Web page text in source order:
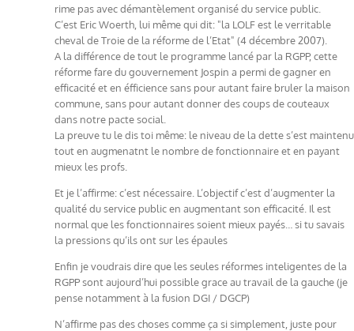
rime pas avec démantèlement organisé du service public.
C’est Eric Woerth, lui même qui dit: "la LOLF est le verritable
cheval de Troie de la réforme de l’Etat" (4 décembre 2007).
A la différence de tout le programme lancé par la RGPP, cette
réforme fare du gouvernement Jospin a permi de gagner en
efficacité et en éfficience sans pour autant faire bruler la maison
commune, sans pour autant donner des coups de couteaux
dans notre pacte social.
La preuve tu le dis toi même: le niveau de la dette s’est maintenu
tout en augmenatnt le nombre de fonctionnaire et en payant
mieux les profs.
Et je l’affirme: c’est nécessaire. L’objectif c’est d’augmenter la
qualité du service public en augmentant son efficacité. Il est
normal que les fonctionnaires soient mieux payés… si tu savais
la pressions qu’ils ont sur les épaules
Enfin je voudrais dire que les seules réformes inteligentes de la
RGPP sont aujourd’hui possible grace au travail de la gauche (je
pense notamment à la fusion DGI / DGCP)
N’affirme pas des choses comme ça si simplement, juste pour